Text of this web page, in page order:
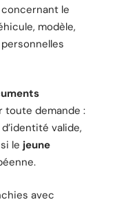
le
modèle,
toute demande :
valide,
le jeune
avec